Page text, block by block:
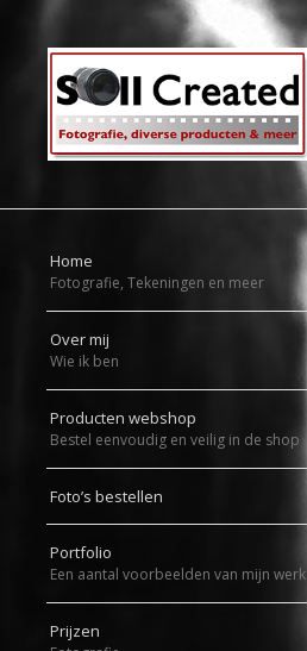
Home
Fotografie, Tekeningen en meer
Over mij
Wie ik ben
Producten webshop
Bestel eenvoudig en veilig in de shop
Foto’s bestellen
Portfolio
Een aantal voorbeelden van mijn werk
Prijzen